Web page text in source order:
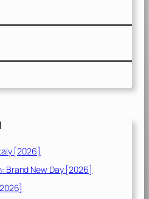
[2026]
Brand New Day [2026]